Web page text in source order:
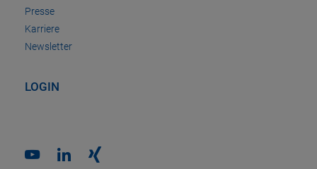
Presse
Karriere
Newsletter
LOGIN